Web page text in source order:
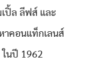
ปิ้ล ลีฟส์ และ
าคอนแท็กเลนส์
นปี 1962